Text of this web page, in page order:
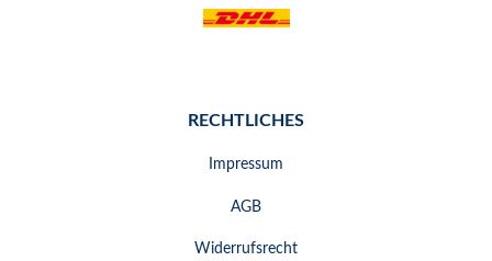
RECHTLICHES
Impressum
AGB
Widerrufsrecht